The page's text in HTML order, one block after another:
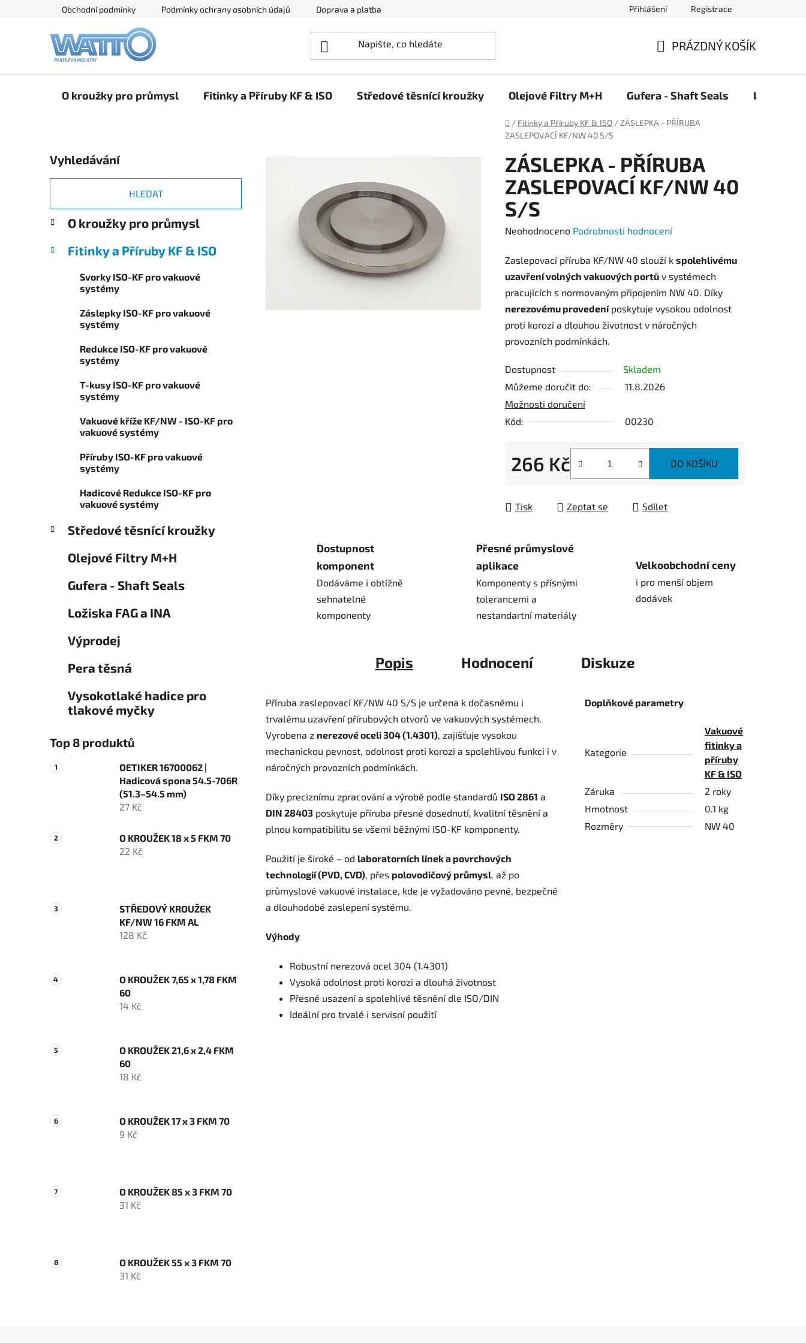
Obchodní podmínky Podmínky ochrany osobních údajů Doprava a platba Přihlášení Registrace
KOŠÍK
PRÁZDNÝ KOŠÍK
O kroužky pro průmysl Fitinky a Příruby KF & ISO Středové těsnící kroužky Olejové Filtry M+H Gufera - Shaft Seals Ložiska
Domů
/ Fitinky a Příruby KF & ISO / ZÁSLEPKA - PŘÍRUBA
ZASLEPOVACÍ KF/NW 40 S/S
o
s
r
a
n
Vyhledávání
HLEDAT
kategorie
a
e
O kroužky pro průmysl
Fitinky a Příruby KF & ISO
Svorky ISO-KF pro vakuové
systémy
Záslepky ISO-KF pro vakuové
systémy
Redukce ISO-KF pro vakuové
systémy
T-kusy ISO-KF pro vakuové
systémy
Vakuové kříže KF/NW - ISO-KF pro
vakuové systémy
Příruby ISO-KF pro vakuové
systémy
Hadicové Redukce ISO-KF pro
vakuové systémy
Středové těsnící kroužky
Olejové Filtry M+H
Gufera - Shaft Seals
Ložiska FAG a INA
Výprodej
Pera těsná
Vysokotlaké hadice pro
tlakové myčky
Top 8 produktů
OETIKER 16700062 |
Hadicová spona 54.5-706R
(51.3–54.5 mm)
27 Kč
O KROUŽEK 18 x 5 FKM 70
22 Kč
STŘEDOVÝ KROUŽEK
KF/NW 16 FKM AL
128 Kč
O KROUŽEK 7,65 x 1,78 FKM
60
14 Kč
O KROUŽEK 21,6 x 2,4 FKM
60
18 Kč
O KROUŽEK 17 x 3 FKM 70
9 Kč
O KROUŽEK 85 x 3 FKM 70
31 Kč
O KROUŽEK 55 x 3 FKM 70
31 Kč
ZÁSLEPKA - PŘÍRUBA
ZASLEPOVACÍ KF/NW 40
S/S
Průměrné
produktu
je
0,0
z
5
hvězdiček.
Neohodnoceno Podrobnosti hodnocení
Zaslepovací příruba KF/NW 40 slouží k spolehlivému
uzavření volných vakuových portů v systémech
pracujících s normovaným připojením NW 40. Díky
nerezovému provedeníposkytuje vysokou odolnost
proti korozi a dlouhou životnost v náročných
provozních podmínkách.
Dostupnost
Skladem
Můžeme doručit do:
11.8.2026
Možnosti doručení
Kód:
00230
266 Kč DO KOŠÍKU
Tisk Zeptat se Sdílet
Dostupnost
komponent
Dodáváme i obtížně
sehnatelné
komponenty
Přesné průmyslové
aplikace
Komponenty s přísnými
tolerancemi a
nestandartní materiály
Velkoobchodní ceny
i pro menší objem
dodávek
Popis Hodnocení Diskuze
Příruba zaslepovací KF/NW 40 S/S je určena k dočasnému i
trvalému uzavření přírubových otvorů ve vakuových systémech.
Vyrobena z nerezové oceli 304 (1.4301), zajišťuje vysokou
mechanickou pevnost, odolnost proti korozi a spolehlivou funkci i v
náročných provozních podmínkách.
Díky preciznímu zpracování a výrobě podle standardů ISO 2861 a
DIN 28403 poskytuje příruba přesné dosednutí, kvalitní těsnění a
plnou kompatibilitu se všemi běžnými ISO-KF komponenty.
Použití je široké – od laboratorních linek a povrchových
technologií (PVD, CVD), přes polovodičový průmysl, až po
průmyslové vakuové instalace, kde je vyžadováno pevné, bezpečné
a dlouhodobé zaslepení systému.
Výhody
Robustní nerezová ocel 304 (1.4301)
Vysoká odolnost proti korozi a dlouhá životnost
Přesné usazení a spolehlivé těsnění dle ISO/DIN
Ideální pro trvalé i servisní použití
Doplňkové parametry
Kategorie
Vakuové
fitinky a
příruby
KF & ISO
Záruka
2 roky
Hmotnost
0.1 kg
Rozměry
NW 40